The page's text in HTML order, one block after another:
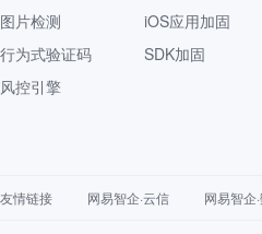
图片检测
行为式验证码
风控引擎
iOS应用加固
SDK加固
友情链接 网易智企·云信 网易智企